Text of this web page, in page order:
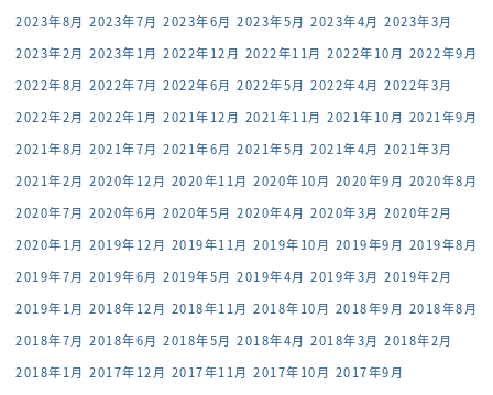
2023年8月 2023年7月 2023年6月 2023年5月 2023年4月 2023年3月
2023年2月 2023年1月 2022年12月 2022年11月 2022年10月 2022年9月
2022年8月 2022年7月 2022年6月 2022年5月 2022年4月 2022年3月
2022年2月 2022年1月 2021年12月 2021年11月 2021年10月 2021年9月
2021年8月 2021年7月 2021年6月 2021年5月 2021年4月 2021年3月
2021年2月 2020年12月 2020年11月 2020年10月 2020年9月 2020年8月
2020年7月 2020年6月 2020年5月 2020年4月 2020年3月 2020年2月
2020年1月 2019年12月 2019年11月 2019年10月 2019年9月 2019年8月
2019年7月 2019年6月 2019年5月 2019年4月 2019年3月 2019年2月
2019年1月 2018年12月 2018年11月 2018年10月 2018年9月 2018年8月
2018年7月 2018年6月 2018年5月 2018年4月 2018年3月 2018年2月
2018年1月 2017年12月 2017年11月 2017年10月 2017年9月